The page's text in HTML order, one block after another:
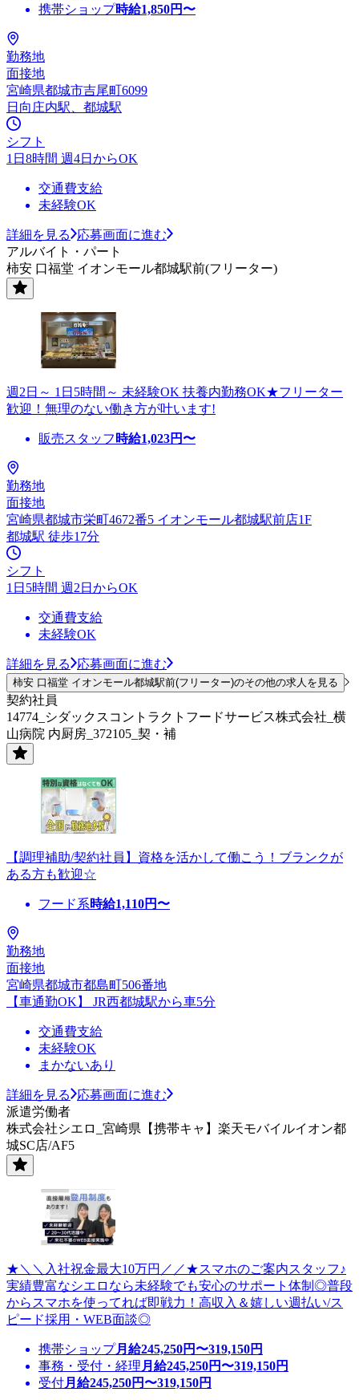
携帯ショップ時給1,850円〜
勤務地
面接地
宮崎県都城市吉尾町6099
日向庄内駅、都城駅
シフト
1日8時間 週4日からOK
交通費支給
未経験OK
詳細を見る
応募画面に進む
アルバイト・パート
柿安 口福堂 イオンモール都城駅前(フリーター)
週2日～ 1日5時間～ 未経験OK 扶養内勤務OK★フリーター
歓迎！無理のない働き方が叶います!
販売スタッフ 時給1,023円〜
勤務地
面接地
宮崎県都城市栄町4672番5 イオンモール都城駅前店1F
都城駅 徒歩17分
シフト
1日5時間 週2日からOK
交通費支給
未経験OK
詳細を見る 応募画面に進む
柿安 口福堂 イオンモール都城駅前(フリーター)のその他の求人を見る
契約社員
14774_シダックスコントラクトフードサービス株式会社_横
山病院 内厨房_372105_契・補
【調理補助/契約社員】資格を活かして働こう！ブランクが
ある方も歓迎☆
フード系時給1,110円〜
勤務地
面接地
宮崎県都城市都島町506番地
【車通勤OK】 JR西都城駅から車5分
交通費支給
未経験OK
まかないあり
詳細を見る
応募画面に進む
派遣労働者
株式会社シエロ_宮崎県【携帯キャ】楽天モバイルイオン都
城SC店/AF5
★＼＼入社祝金最大10万円／／★スマホのご案内スタッフ♪
実績豊富なシエロなら未経験でも安心のサポート体制◎普段
からスマホを使ってれば即戦力！高収入＆嬉しい週払い/ス
ピード採用・WEB面談◎
携帯ショップ月給245,250円〜319,150円
事務・受付・経理 月給245,250円〜319,150円
受付月給245,250円〜319,150円